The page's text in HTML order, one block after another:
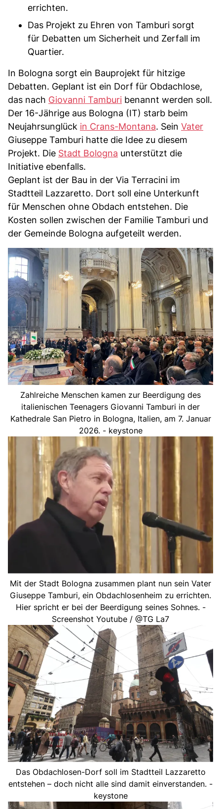
errichten.
Das Projekt zu Ehren von Tamburi sorgt
für Debatten um Sicherheit und Zerfall im
Quartier.
In Bologna sorgt ein Bauprojekt für hitzige
Debatten. Geplant ist ein Dorf für Obdachlose,
das nach Giovanni Tamburi benannt werden soll.
Der 16-Jährige aus Bologna (IT) starb beim
Neujahrsunglück in Crans-Montana. Sein Vater
Giuseppe Tamburi hatte die Idee zu diesem
Projekt. Die Stadt Bologna unterstützt die
Initiative ebenfalls.
Geplant ist der Bau in der Via Terracini im
Stadtteil Lazzaretto. Dort soll eine Unterkunft
für Menschen ohne Obdach entstehen. Die
Kosten sollen zwischen der Familie Tamburi und
der Gemeinde Bologna aufgeteilt werden.
Zahlreiche Menschen kamen zur Beerdigung des
italienischen Teenagers Giovanni Tamburi in der
Kathedrale San Pietro in Bologna, Italien, am 7. Januar
2026. - keystone
Mit der Stadt Bologna zusammen plant nun sein Vater
Giuseppe Tamburi, ein Obdachlosenheim zu errichten.
Hier spricht er bei der Beerdigung seines Sohnes. -
Screenshot Youtube / @TG La7
Das Obdachlosen-Dorf soll im Stadtteil Lazzaretto
entstehen – doch nicht alle sind damit einverstanden. -
keystone